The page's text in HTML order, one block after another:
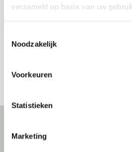
verzameld op basis van uw
Noodzakelijk
Voorkeuren
Statistieken
Marketing
verbeteren van
nieuwste trends en
alles wat je moet weten om